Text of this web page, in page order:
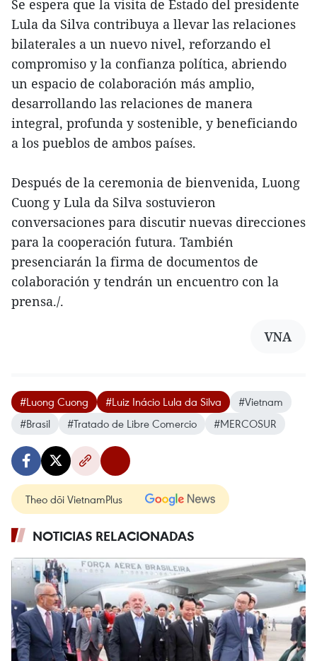
Se espera que la visita de Estado del presidente
Lula da Silva contribuya a llevar las relaciones
bilaterales a un nuevo nivel, reforzando el
compromiso y la confianza política, abriendo
un espacio de colaboración más amplio,
desarrollando las relaciones de manera
integral, profunda y sostenible, y beneficiando
a los pueblos de ambos países.
Después de la ceremonia de bienvenida, Luong
Cuong y Lula da Silva sostuvieron
conversaciones para discutir nuevas direcciones
para la cooperación futura. También
presenciarán la firma de documentos de
colaboración y tendrán un encuentro con la
prensa./.
VNA
#Luong Cuong #Luiz Inácio Lula da Silva
#Vietnam
#Brasil
#Tratado de Libre Comercio #MERCOSUR
Theo dõi VietnamPlus
NOTICIAS RELACIONADAS